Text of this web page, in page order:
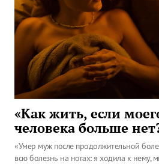
«Как жить, если
человека больше
«Умер муж после продолжительной
всю болезнь на ногах: я ходила к нему,